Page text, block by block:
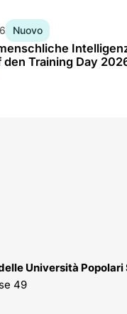
Nuovo
den Training Day
Università Popolari
49